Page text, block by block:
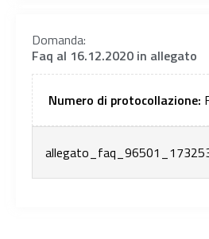
Domanda:
Faq al 16.12.2020 in allegato
Numero di protocollazione: